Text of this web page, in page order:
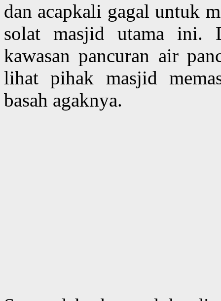
dan acapkali gagal untuk
solat masjid utama ini.
kawasan pancuran air
lihat pihak masjid
basah agaknya.